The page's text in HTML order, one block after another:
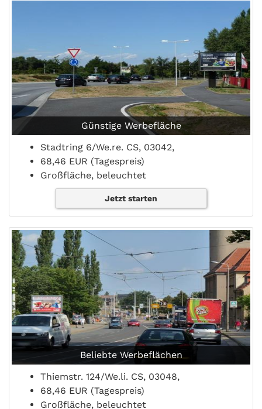
Günstige Werbefläche
Stadtring 6/We.re. CS, 03042,
68,46 EUR (Tagespreis)
Großfläche, beleuchtet
Jetzt starten
Beliebte Werbeflächen
Thiemstr. 124/We.li. CS, 03048,
68,46 EUR (Tagespreis)
Großfläche, beleuchtet